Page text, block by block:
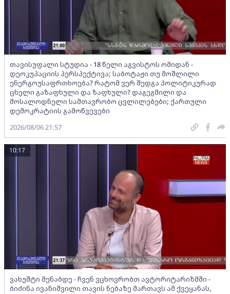
თავისუფალი სტუდია - 18 წელი აგვისტოს ომიდან -
დეოკუპაციის პერსპექტივა; საბოტაჟი თუ მოშლილი
ენერგოუსაფრთხოება? რატომ ვერ შედგა პოლიტიკურად
ცხელი გაზაფხული და ზაფხული? დაგეგმილი და
მოსალოდნელი სამთავრობო ცვლილებები; ქართული
დემოკრატიის გამოწვევები
2026/08/06 21:57
ვახუშტი მენაბდე - ჩვენ ვცხოვრობთ ავტორიტარიზმში -
ბიძინა ივანიშვილი თავის ნებაზე მართავს ამ ქვეყანას,
10:17